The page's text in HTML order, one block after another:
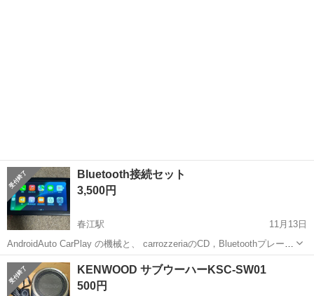
Bluetooth接続セット
3,500円
春江駅
11月13日
AndroidAuto CarPlay の機械と、 carrozzeriaのCD，Bluetoothプレーヤ
ーです。 車の中でスマホのナビを表示して、 Podcastなどを聴く事に
適しています。音は良い方です。 Andr...
福井 坂井市 カーオーディオ
KENWOOD サブウーハーKSC-SW01
500円